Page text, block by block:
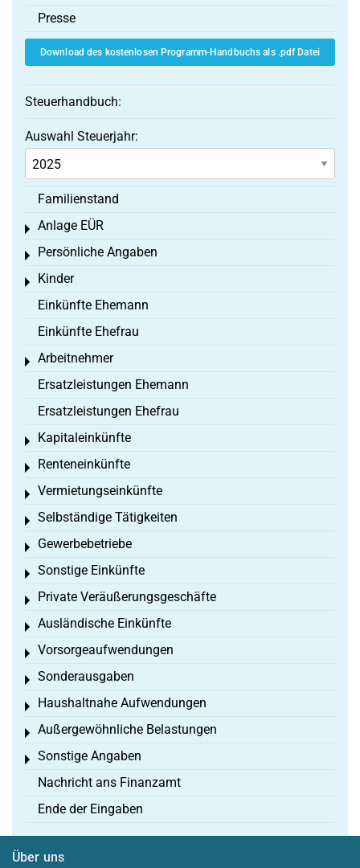
Presse
Download des kostenlosen Programm-Handbuchs als .pdf Datei
Steuerhandbuch:
Auswahl Steuerjahr:
Familienstand
Anlage EÜR
Toggle menu
Persönliche Angaben
Toggle menu
Kinder
Toggle menu
Einkünfte Ehemann
Einkünfte Ehefrau
Arbeitnehmer
Toggle menu
Ersatzleistungen Ehemann
Ersatzleistungen Ehefrau
Kapitaleinkünfte
Toggle menu
Renteneinkünfte
Toggle menu
Vermietungseinkünfte
Toggle menu
Selbständige Tätigkeiten
Toggle menu
Gewerbebetriebe
Toggle menu
Sonstige Einkünfte
Toggle menu
Private Veräußerungsgeschäfte
Toggle menu
Ausländische Einkünfte
Toggle menu
Vorsorgeaufwendungen
Toggle menu
Sonderausgaben
Toggle menu
Haushaltnahe Aufwendungen
Toggle menu
Außergewöhnliche Belastungen
Toggle menu
Sonstige Angaben
Toggle menu
Nachricht ans Finanzamt
Ende der Eingaben
Über uns